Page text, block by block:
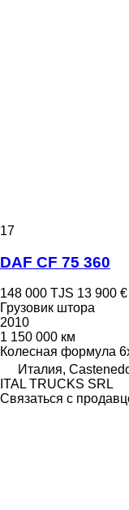
17
DAF CF 75 360
148 000 TJS 13 900 €
Грузовик штора
2010
1 150 000 км
Колесная формула
Италия,
ITAL TRUCKS SRL
Связаться с